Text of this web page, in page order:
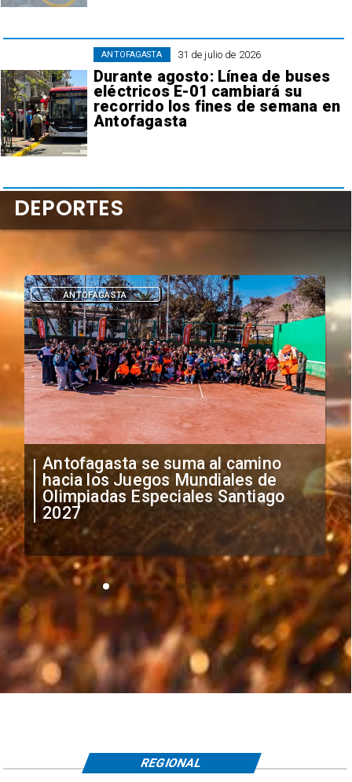
31 de julio de 2026
Durante agosto: Línea de buses
eléctricos E-01 cambiará su
recorrido los fines de semana en
Antofagasta
ANTOFAGASTA
"Falta de profesionalismo": Sifup
anuncia medidas por situación
irregular de futbolistas
extranjeros
DEPORTES
DEPORTES
REGIONAL